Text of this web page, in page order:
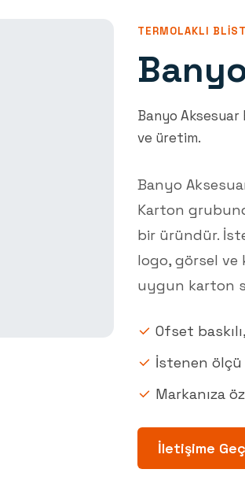
TERMOLAKLI
Banyo Aksesuar
ve üretim.
Banyo
Karton
bir üründür.
logo, görsel ve
uygun karton
Ofset
İstenen
Markanıza
İletişime Geç